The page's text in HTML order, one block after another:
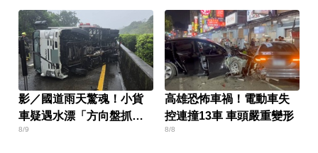
影／國道雨天驚魂！小貨
車疑遇水漂「方向盤抓不
住」翻車
8/9
高雄恐怖車禍！電動車失
控連撞13車 車頭嚴重變形
8/8